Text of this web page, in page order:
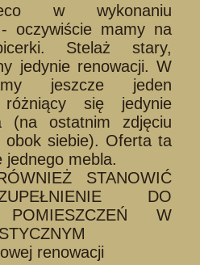
w wykonaniu
oczywiście mamy na
Stelaż stary,
jedynie renowacji. W
jeszcze jeden
się jedynie
(na ostatnim zdjęciu
obok siebie). Oferta ta
jednego mebla.
STANOWIĆ
DO
POMIESZCZEŃ W
renowacji